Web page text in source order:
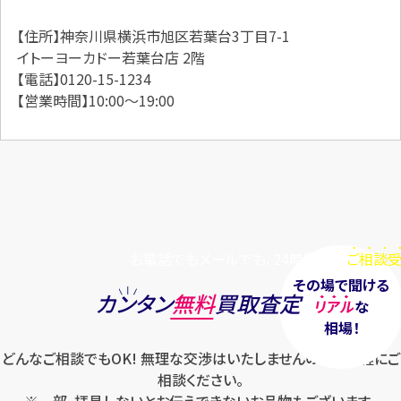
【住所】神奈川県横浜市旭区若葉台3丁目7-1
イトーヨーカドー若葉台店 2階
【電話】0120-15-1234
【営業時間】10:00～19:00
ご相談
その場で聞ける
リアルな
相場！
カンタン無料買取査定
どんなご相談でもOK! 無理な交渉はいたしませんのでお気軽にご
相談ください。